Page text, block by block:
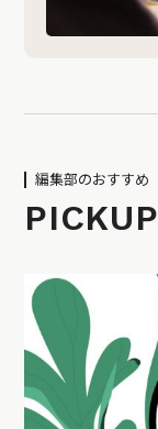
編集部のおすすめ
PICKUP